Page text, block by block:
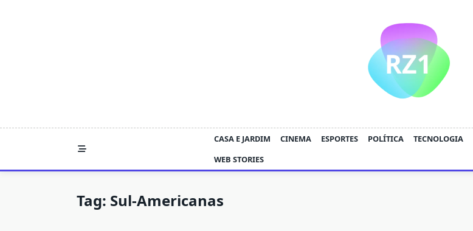
CASA E JARDIM CINEMA ESPORTES POLÍTICA TECNOLOGIA
WEB STORIES
Tag: Sul-Americanas